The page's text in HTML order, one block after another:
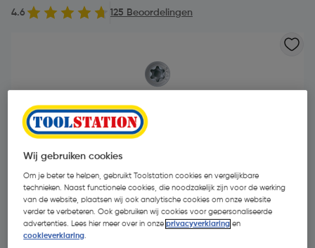
4.6 125 Beoordelingen
Wij gebruiken cookies
Om je beter te helpen, gebruikt Toolstation cookies en vergelijkbare
technieken. Naast functionele cookies, die noodzakelijk zijn voor de werking
van de website, plaatsen wij ook analytische cookies om onze website
verder te verbeteren. Ook gebruiken wij cookies voor gepersonaliseerde
advertenties. Lees hier meer over in onzeprivacyverklaring en
cookieverklaring